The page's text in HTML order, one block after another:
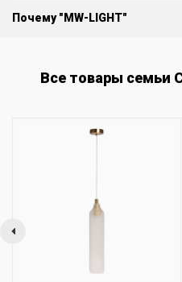
Почему "MW-LIGHT"
Все товары семьи